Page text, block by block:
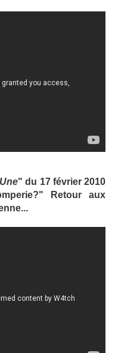
" du 17 février 2010
Retour aux